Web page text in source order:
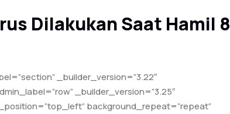
Dilakukan Saat Hamil 8
_builder_version=”3.22″
_builder_version=”3.25″
background_repeat=”repeat”